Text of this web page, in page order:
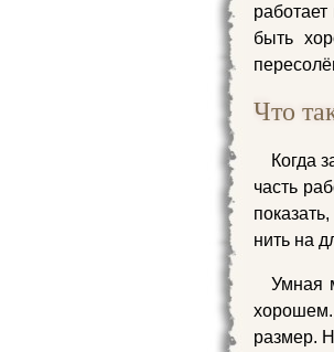
быть
Что
Когда
часть
нить на
Умная
размер.